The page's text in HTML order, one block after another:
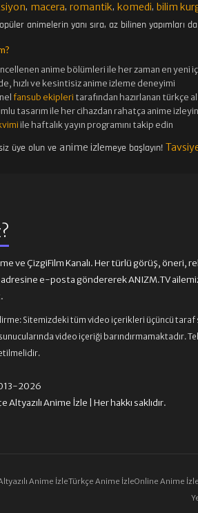
, macera, romantik, komedi, bilim
animelerin yanı sıra, az bilinen yapımları
anime bölümleri ile her zaman en yeni
hızlı ve kesintisizanime izleme deneyimi
fansub ekipleri tarafından hazırlanan türkçe
tasarım ile her cihazdan rahatça anime izleyin
ile haftalık yayın programını takip edin
üye olun ve anime izlemeye başlayın!
ve ÇizgiFilm Kanalı. Her türlü görüş, öneri,
e-posta göndererek ANIZM.TV
Sitemizdeki tüm video içerikleri üçüncü taraf
video içeriği barındırmamaktadır.
2026
Altyazılı Anime İzle | Her hakkı saklıdır.
Anime İzleTürkçe Anime İzleOnline Anime İzle